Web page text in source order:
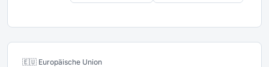
🇪🇺 Europäische Union